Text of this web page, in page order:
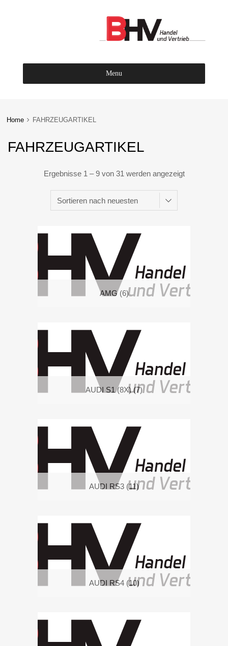
Menu
Home FAHRZEUGARTIKEL
FAHRZEUGARTIKEL
Ergebnisse 1 – 9 von 31 werden angezeigt
AMG(6)
AUDI S1 (8X)(7)
AUDI RS3 (11)
AUDI RS4 (10)